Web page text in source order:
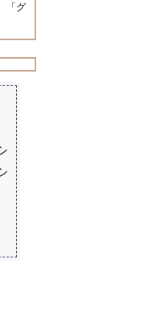
「グ